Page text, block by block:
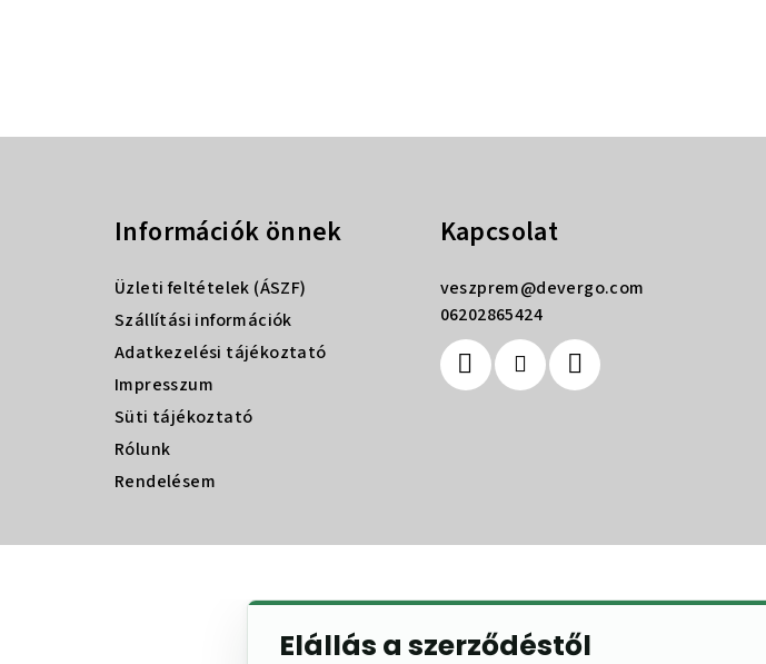
Információk önnek
Üzleti feltételek (ÁSZF)
Szállítási információk
Adatkezelési tájékoztató
Impresszum
Süti tájékoztató
Rólunk
Rendelésem
Kapcsolat
veszprem@devergo.com
06202865424
Elállás a szerződéstől